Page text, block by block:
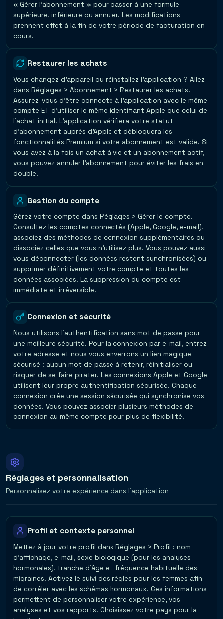
« Gérer l'abonnement » pour passer à une formule
supérieure, inférieure ou annuler. Les modifications
prennent effet à la fin de votre période de facturation en
cours.
Restaurer les achats
Vous changez d'appareil ou réinstallez l'application ? Allez
dans Réglages > Abonnement > Restaurer les achats.
Assurez-vous d'être connecté à l'application avec le même
compte ET d'utiliser le même identifiant Apple que celui de
l'achat initial. L'application vérifiera votre statut
d'abonnement auprès d'Apple et débloquera les
fonctionnalités Premium si votre abonnement est valide. Si
vous avez à la fois un achat à vie et un abonnement actif,
vous pouvez annuler l'abonnement pour éviter les frais en
double.
Gestion du compte
Gérez votre compte dans Réglages > Gérer le compte.
Consultez les comptes connectés (Apple, Google, e-mail),
associez des méthodes de connexion supplémentaires ou
dissociez celles que vous n'utilisez plus. Vous pouvez aussi
vous déconnecter (les données restent synchronisées) ou
supprimer définitivement votre compte et toutes les
données associées. La suppression du compte est
immédiate et irréversible.
Connexion et sécurité
Nous utilisons l'authentification sans mot de passe pour
une meilleure sécurité. Pour la connexion par e-mail, entrez
votre adresse et nous vous enverrons un lien magique
sécurisé : aucun mot de passe à retenir, réinitialiser ou
risquer de se faire pirater. Les connexions Apple et Google
utilisent leur propre authentification sécurisée. Chaque
connexion crée une session sécurisée qui synchronise vos
données. Vous pouvez associer plusieurs méthodes de
connexion au même compte pour plus de flexibilité.
Réglages et personnalisation
Personnalisez votre expérience dans l'application
Profil et contexte personnel
Mettez à jour votre profil dans Réglages > Profil : nom
d'affichage, e-mail, sexe biologique (pour les analyses
hormonales), tranche d'âge et fréquence habituelle des
migraines. Activez le suivi des règles pour les femmes afin
de corréler avec les schémas hormonaux. Ces informations
permettent de personnaliser votre expérience, vos
analyses et vos rapports. Choisissez votre pays pour la